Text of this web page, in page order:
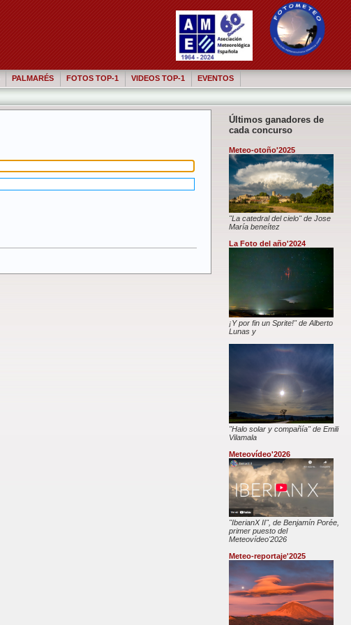
PALMARÉS FOTOS TOP-1 VIDEOS TOP-1 EVENTOS
Últimos ganadores de
cada concurso
Meteo-otoño'2025
"La catedral del cielo" de Jose
María beneítez
La Foto del año'2024
¡Y por fin un Sprite!" de Alberto
Lunas y
"Halo solar y compañía" de Emili
Vilamala
Meteovídeo'2026
"IberianX II", de Benjamín Porée,
primer puesto del
Meteovídeo'2026
Meteo-reportaje'2025